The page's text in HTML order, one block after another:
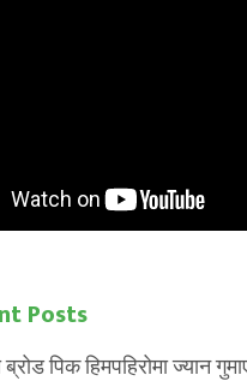
Posts
पिक हिमपहिरोमा ज्यान